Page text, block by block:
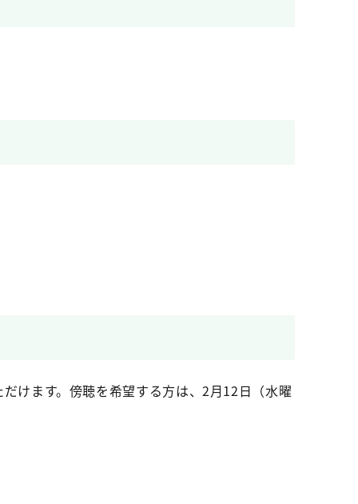
けます。傍聴を希望する方は、2月12日（水曜